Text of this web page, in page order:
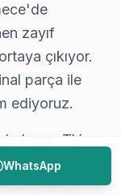
tipik
kadar
– Sık
aynı gün
10 arası arama
nasıl
zayıf
çıkıyor.
parça ile
ediyoruz.
Laser TV
yeterli;
WhatsApp